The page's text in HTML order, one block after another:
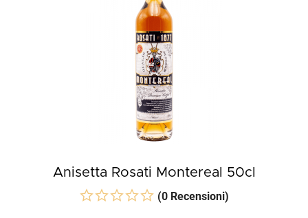
Anisetta Rosati Montereal 50cl
(0 Recensioni)